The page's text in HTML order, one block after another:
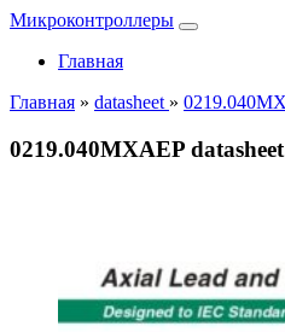
Микроконтроллеры
Главная
Главная » datasheet »
0219.040MXAEP datasheet